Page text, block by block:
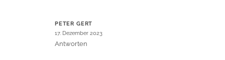
PETER GERT
17. Dezember 2023
Antworten